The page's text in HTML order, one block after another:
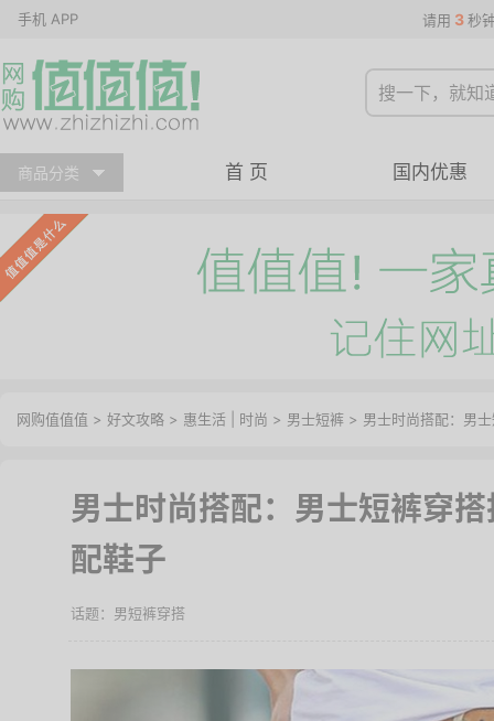
手机 APP 请用 3 秒
商品分类 首 页 国内优惠
网购值值值 > 好文攻略 > 惠生活 时尚 > 男士短裤 > 男士时尚搭配：男
男士时尚搭配：男士短裤穿
配鞋子
男短裤穿搭